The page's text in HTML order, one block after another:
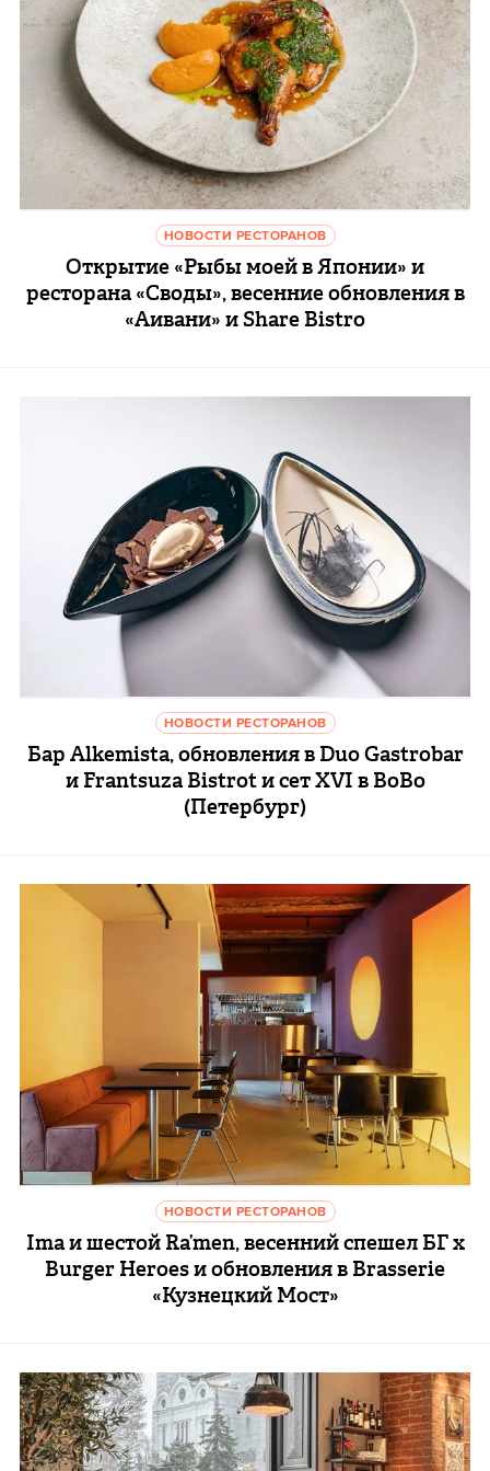
НОВОСТИ РЕСТОРАНОВ
Открытие «Рыбы моей в Японии» и
ресторана «Своды», весенние обновления в
«Аивани» и Share Bistro
НОВОСТИ РЕСТОРАНОВ
Бар Alkemista, обновления в Duo Gastrobar
и Frantsuza Bistrot и сет XVI в ВоВо
(Петербург)
НОВОСТИ РЕСТОРАНОВ
Ima и шестой Ra’men, весенний спешел БГ х
Burger Heroes и обновления в Brasserie
«Кузнецкий Мост»